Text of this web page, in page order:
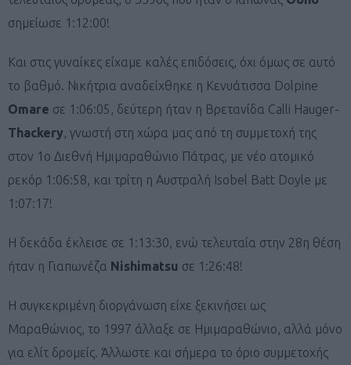
σημείωσε 1:12:00!
Και στις γυναίκες είχαμε καλές επιδόσεις, όχι όμως σε αυτό
το βαθμό. Νικήτρια αναδείχθηκε η Κενυάτισσα Dolpine
Omare σε 1:06:05, δεύτερη ήταν η Βρετανίδα Calli Hauger-
Thackery, γνωστή στη χώρα μας από τη συμμετοχή της
στον 1ο Διεθνή Ημιμαραθώνιο Πάτρας, με νέο ατομικό
ρεκόρ 1:06:58, και τρίτη η Αυστραλή Isobel Batt Doyle με
1:07:17!
H δεκάδα έκλεισε σε 1:13:30, ενώ τελευταία στην 28η θέση
ήταν η Γιαπωνέζα Nishimatsu σε 1:26:48!
Η συγκεκριμένη διοργάνωση είχε ξεκινήσει ως
Μαραθώνιος, το 1997 άλλαξε σε Ημιμαραθώνιο, αλλά μόνο
για ελίτ δρομείς. Άλλωστε και σήμερα το όριο συμμετοχής